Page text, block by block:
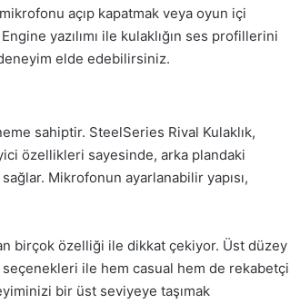
açıp kapatmak veya oyun içi
yazılımı ile kulaklığın ses profillerini
elde edebilirsiniz.
sahiptir. SteelSeries Rival Kulaklık,
özellikleri sayesinde, arka plandaki
Mikrofonun ayarlanabilir yapısı,
birçok özelliği ile dikkat çekiyor. Üst düzey
seçenekleri ile hem casual hem de rekabetçi
bir üst seviyeye taşımak